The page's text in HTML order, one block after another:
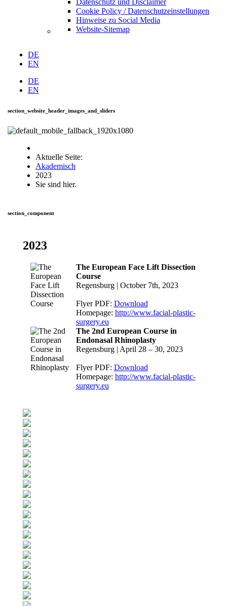
Datenschutz und Disclaimer
Cookie Policy / Datenschutzeinstellungen
Hinweise zu Social Media
Website-Sitemap
DE
EN
DE
EN
section_website_header_images_and_sliders
Aktuelle Seite:
Akademisch
2023
Sie sind hier.
section_component
2023
The European Face Lift Dissection
Course
Regensburg | October 7th, 2023
Flyer PDF: Download
Homepage: http://www.facial-plastic-
surgery.eu
The 2nd European Course in
Endonasal Rhinoplasty
Regensburg | April 28 – 30, 2023
Flyer PDF: Download
Homepage: http://www.facial-plastic-
surgery.eu